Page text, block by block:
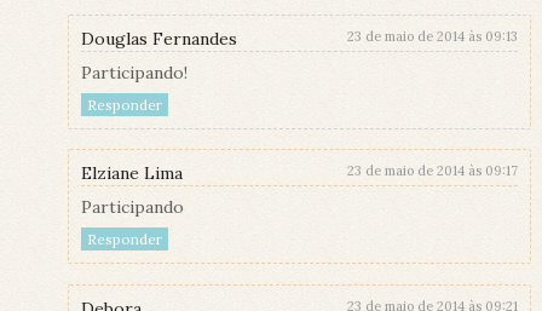
Douglas Fernandes 23 de maio de 2014 às 09:13
Participando!
Responder
Elziane Lima 23 de maio de 2014 às 09:17
Participando
Responder
23 de maio de 2014 às 09:21